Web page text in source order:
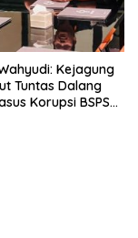
Kejagung
Tuntas Dalang
Korupsi BSPS